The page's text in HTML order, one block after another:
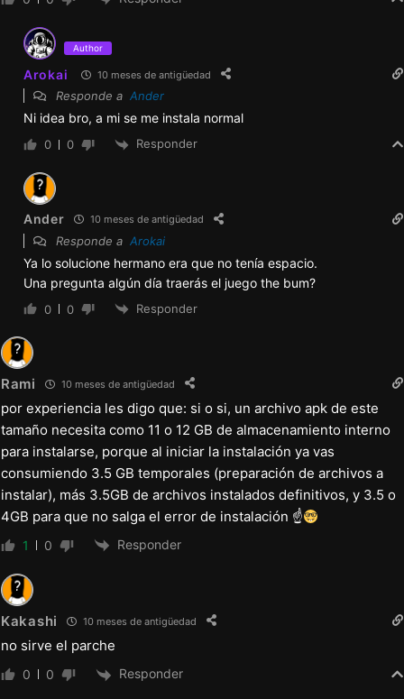
Author
Arokai 10 meses de antigüedad
Responde a Ander
Ni idea bro, a mi se me instala normal
0 0 Responder
Ander 10 meses de antigüedad
Responde a Arokai
Ya lo solucione hermano era que no tenía espacio.
Una pregunta algún día traerás el juego the bum?
0 0 Responder
Rami 10 meses de antigüedad
por experiencia les digo que: si o si, un archivo apk de este
tamaño necesita como 11 o 12 GB de almacenamiento interno
para instalarse, porque al iniciar la instalación ya vas
consumiendo 3.5 GB temporales (preparación de archivos a
instalar), más 3.5GB de archivos instalados definitivos, y 3.5 o
4GB para que no salga el error de instalación ☝
1 0 Responder
Kakashi 10 meses de antigüedad
no sirve el parche
0 0 Responder